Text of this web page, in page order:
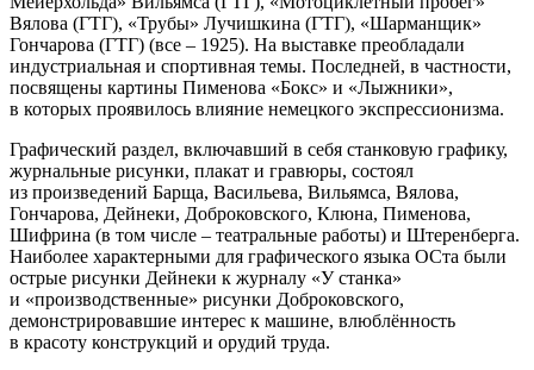
Вялова (ГТГ), «Трубы» Лучишкина (ГТГ), «Шарманщик»
Гончарова (ГТГ) (все – 1925). На выставке преобладали
индустриальная и спортивная темы. Последней, в частности,
посвящены картины Пименова «Бокс» и «Лыжники»,
в которых проявилось влияние немецкого экспрессионизма.
Графический раздел, включавший в себя станковую графику,
журнальные рисунки, плакат и гравюры, состоял
из произведений Барща, Васильева, Вильямса, Вялова,
Гончарова, Дейнеки, Доброковского, Клюна, Пименова,
Шифрина (в том числе – театральные работы) и Штеренберга.
Наиболее характерными для графического языка ОСта были
острые рисунки Дейнеки к журналу «У станка»
и «производственные» рисунки Доброковского,
демонстрировавшие интерес к машине, влюблённость
в красоту конструкций и орудий труда.